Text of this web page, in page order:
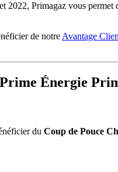
2022, Primagaz vous permet
de notre Avantage
Énergie
du Coup de Pouce